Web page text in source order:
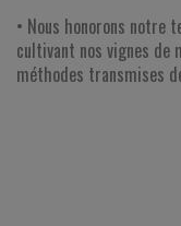
• Nous honorons
cultivant nos vignes
méthodes transmises